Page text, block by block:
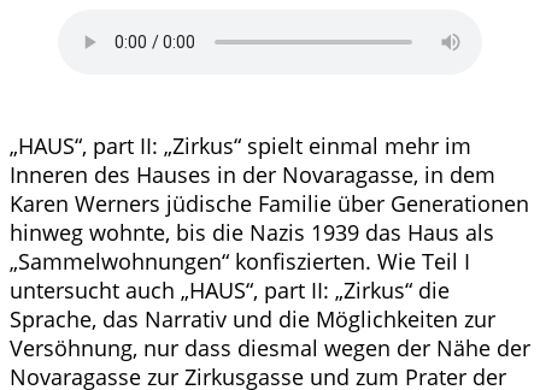
„HAUS“, part II: „Zirkus“ spielt einmal mehr im
Inneren des Hauses in der Novaragasse, in dem
Karen Werners jüdische Familie über Generationen
hinweg wohnte, bis die Nazis 1939 das Haus als
„Sammelwohnungen“ konfiszierten. Wie Teil I
untersucht auch „HAUS“, part II: „Zirkus“ die
Sprache, das Narrativ und die Möglichkeiten zur
Versöhnung, nur dass diesmal wegen der Nähe der
Novaragasse zur Zirkusgasse und zum Prater der